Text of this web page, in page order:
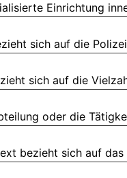
Einrichtung
sich auf die
sich auf die
oder die
bezieht sich auf